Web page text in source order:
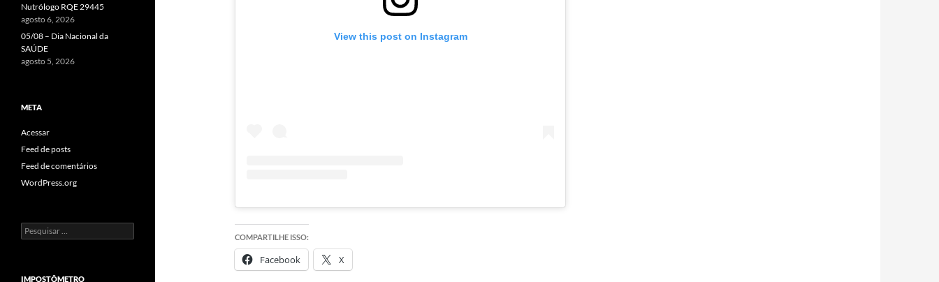
View this post on Instagram
COMPARTILHE ISSO:
Facebook X
Nutrólogo RQE 29445
agosto 6, 2026
05/08 – Dia Nacional da
SAÚDE
agosto 5, 2026
META
Acessar
Feed de posts
Feed de comentários
WordPress.org
Pesquisar
por:
IMPOSTÔMETRO